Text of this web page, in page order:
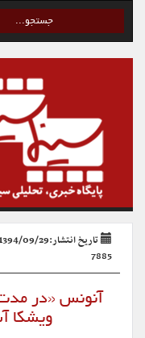
تاریخ انتشار:1394/09/29 - 17:54
7885
آنونس «در مدت
ویشکا